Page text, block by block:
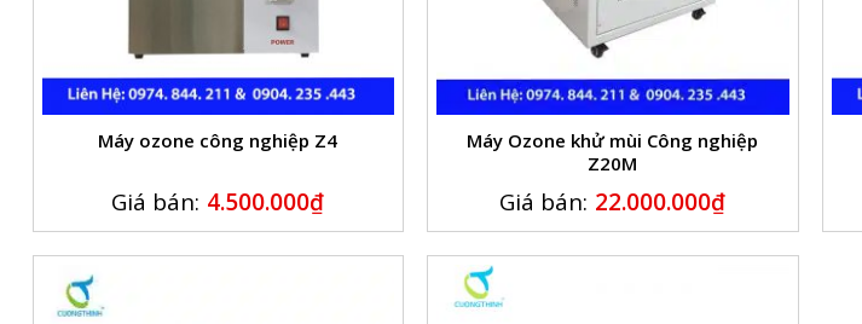
Máy ozone công nghiệp Z4
Giá bán: 4.500.000₫
Máy Ozone khử mùi Công nghiệp
Z20M
Giá bán: 22.000.000₫